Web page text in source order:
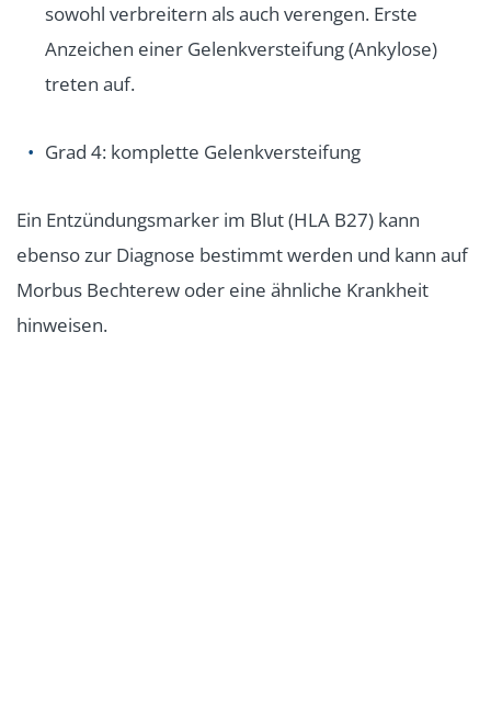
sowohl verbreitern als auch verengen. Erste
Anzeichen einer Gelenkversteifung (Ankylose)
treten auf.
Grad 4: komplette Gelenkversteifung
Ein Entzündungsmarker im Blut (HLA B27) kann
ebenso zur Diagnose bestimmt werden und kann auf
Morbus Bechterew oder eine ähnliche Krankheit
hinweisen.